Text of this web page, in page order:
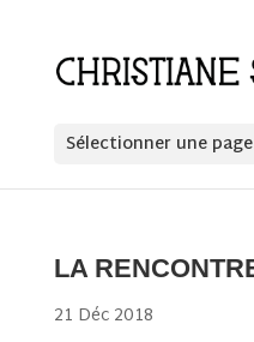
Sélectionner une page
LA
21 Déc 2018